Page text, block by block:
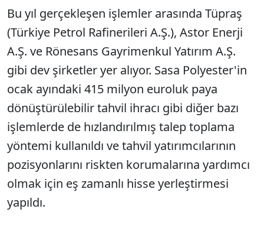
Bu yıl gerçekleşen işlemler arasında Tüpraş
(Türkiye Petrol Rafinerileri A.Ş.), Astor Enerji
A.Ş. ve Rönesans Gayrimenkul Yatırım A.Ş.
gibi dev şirketler yer alıyor. Sasa Polyester'in
ocak ayındaki 415 milyon euroluk paya
dönüştürülebilir tahvil ihracı gibi diğer bazı
işlemlerde de hızlandırılmış talep toplama
yöntemi kullanıldı ve tahvil yatırımcılarının
pozisyonlarını riskten korumalarına yardımcı
olmak için eş zamanlı hisse yerleştirmesi
yapıldı.